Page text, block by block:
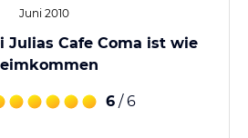
Juni 2010
Julias Cafe Coma ist wie
6 / 6